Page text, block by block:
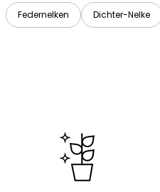
Federnelken Dichter-Nelke